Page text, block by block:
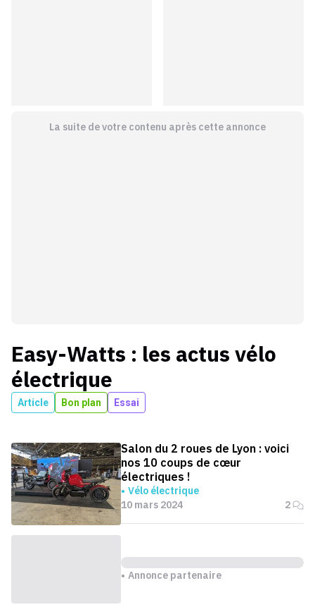
La suite de votre contenu après cette annonce
Easy-Watts : les actus vélo
électrique
Article Bon plan Essai
Salon du 2 roues de Lyon : voici
nos 10 coups de cœur
électriques !
Vélo électrique
10 mars 2024
2
Annonce partenaire